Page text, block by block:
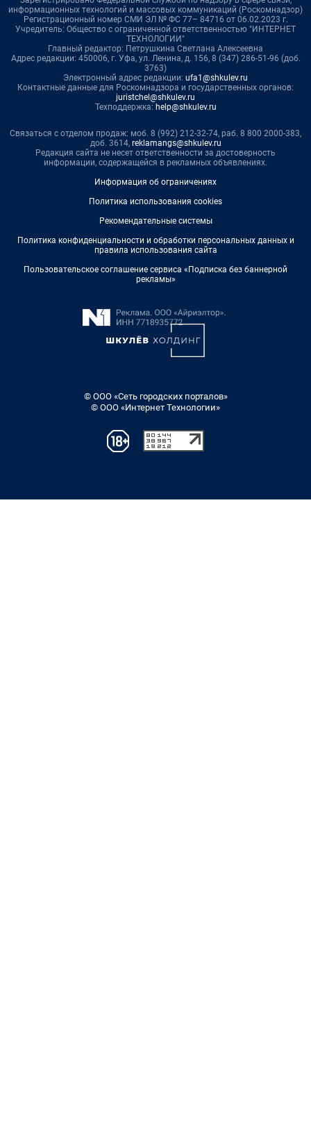
информационных технологий и массовых коммуникаций (Роскомнадзор)
Регистрационный номер СМИ ЭЛ № ФС 77– 84716 от 06.02.2023 г.
Учредитель: Общество с ограниченной ответственностью "ИНТЕРНЕТ
ТЕХНОЛОГИИ"
Главный редактор: Петрушкина Светлана Алексеевна
Адрес редакции: 450006, г. Уфа, ул. Ленина, д. 156, 8 (347) 286-51-96 (доб.
3763)
Электронный адрес редакции: ufa1@shkulev.ru
Контактные данные для Роскомнадзора и государственных органов:
juristchel@shkulev.ru
Техподдержка: help@shkulev.ru
Связаться с отделом продаж: моб. 8 (992) 212-32-74, раб. 8 800 2000-383,
доб. 3614, reklamangs@shkulev.ru
Редакция сайта не несет ответственности за достоверность
информации, содержащейся в рекламных объявлениях.
Информация об ограничениях
Политика использования cookies
Рекомендательные системы
Политика конфиденциальности и обработки персональных данных и
правила использования сайта
Пользовательское соглашение сервиса «Подписка без баннерной
рекламы»
© ООО «Сеть городских порталов»
© ООО «Интернет Технологии»